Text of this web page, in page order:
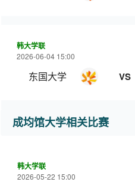
韩大学联
2026-06-04 15:00
东国大学 VS
成均馆大学相关比赛
韩大学联
2026-05-22 15:00